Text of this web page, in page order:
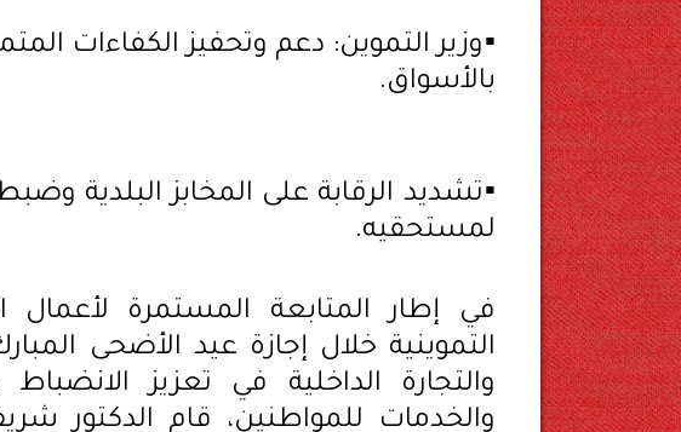
▪️وزير التموين: دعم وتحفيز الكفاءات
بالأسواق.
▪️تشديد الرقابة على المخابز البلدية
لمستحقيه.
في إطار المتابعة المستمرة لأعمال
التموينية خلال إجازة عيد الأضحى
والتجارة الداخلية في تعزيز
والخدمات للمواطنين، قام الدكتور